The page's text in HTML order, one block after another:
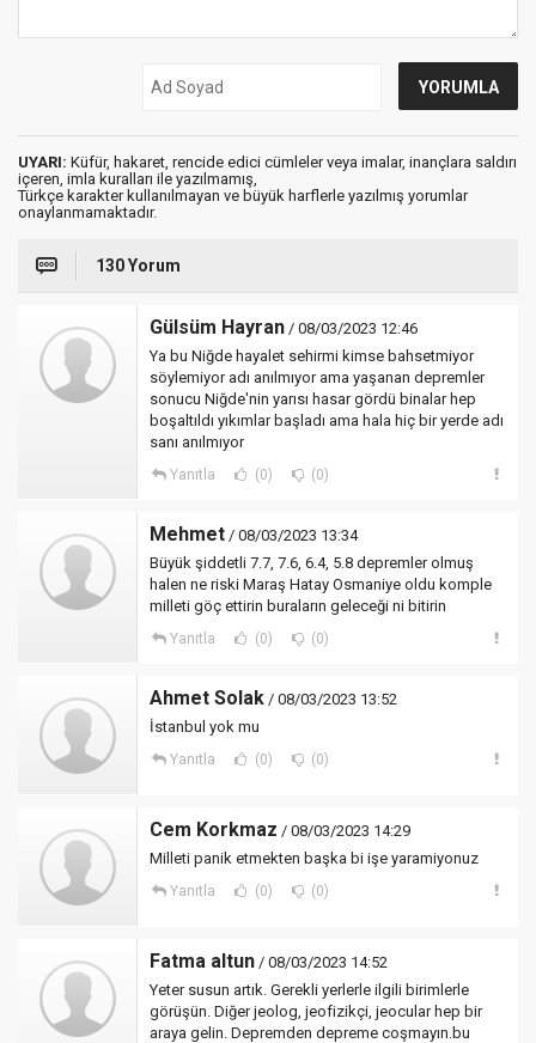
UYARI: Küfür, hakaret, rencide edici cümleler veya imalar, inançlara saldırı
içeren, imla kuralları ile yazılmamış,
Türkçe karakter kullanılmayan ve büyük harflerle yazılmış yorumlar
onaylanmamaktadır.
130 Yorum
Gülsüm Hayran / 08/03/2023 12:46
Ya bu Niğde hayalet sehirmi kimse bahsetmiyor
söylemiyor adı anılmıyor ama yaşanan depremler
sonucu Niğde'nin yarısı hasar gördü binalar hep
boşaltıldı yıkımlar başladı ama hala hiç bir yerde adı
sanı anılmıyor
Yanıtla (0) (0)
Mehmet / 08/03/2023 13:34
Büyük şiddetli 7.7, 7.6, 6.4, 5.8 depremler olmuş
halen ne riski Maraş Hatay Osmaniye oldu komple
milleti göç ettirin buraların geleceği ni bitirin
Yanıtla (0) (0)
Ahmet Solak / 08/03/2023 13:52
İstanbul yok mu
Yanıtla (0) (0)
Cem Korkmaz / 08/03/2023 14:29
Milleti panik etmekten başka bi işe yaramiyonuz
Yanıtla (0) (0)
Fatma altun / 08/03/2023 14:52
Yeter susun artık. Gerekli yerlerle ilgili birimlerle
görüşün. Diğer jeolog, jeofizikçi, jeocular hep bir
araya gelin. Depremden depreme coşmayın.bu